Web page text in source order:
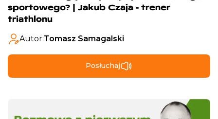
sportowego? | Jakub Czaja - trener
triathlonu
Autor:Tomasz Samagalski
Posłuchaj